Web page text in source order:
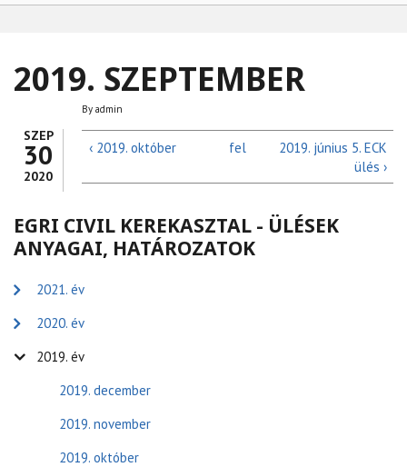
2019. SZEPTEMBER
SZEP
30
2020
By admin
‹ 2019. október fel
2019. június 5. ECK
ülés ›
EGRI CIVIL KEREKASZTAL - ÜLÉSEK
ANYAGAI, HATÁROZATOK
2021. év
2020. év
2019. év
2019. december
2019. november
2019. október